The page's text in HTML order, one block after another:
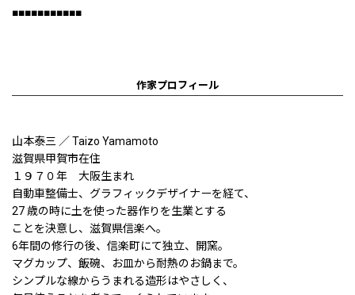
■■■■■■■■■■■
作家プロフィール
山本泰三 ／ Taizo Yamamoto
滋賀県甲賀市在住
１９７０年 大阪生まれ
自動車整備士、グラフィックデザイナーを経て、
27 歳の時に土を使った器作りを生業とする
ことを決意し、滋賀県信楽へ。
6年間の修行の後、信楽町にて独立、開窯。
マグカップ、飯碗、お皿から耐熱のお鍋まで。
シンプルな線からうまれる造形はやさしく、